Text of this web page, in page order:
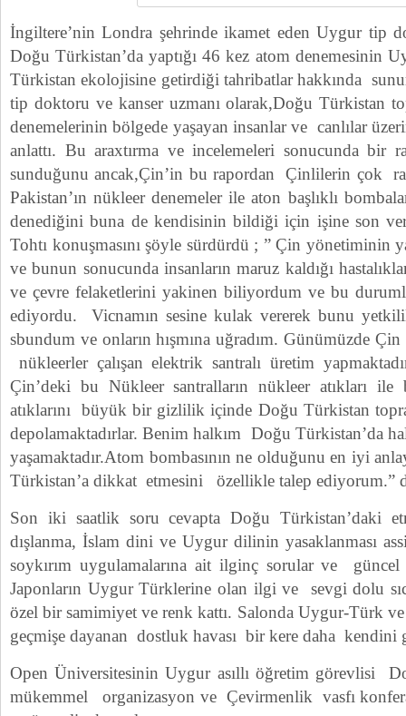
İngiltere’nin Londra şehrinde ikamet eden Uygur tip
Doğu Türkistan’da yaptığı 46 kez atom denemesinin
Türkistan ekolojisine getirdiği tahribatlar hakkında
tip doktoru ve kanser uzmanı olarak,Doğu Türkistan
denemelerinin bölgede yaşayan insanlar ve canlılar
anlattı. Bu araxtırma ve incelemeleri sonucunda bir
sunduğunu ancak,Çin’in bu rapordan Çinlilerin çok
Pakistan’ın nükleer denemeler ile aton başlıklı
denediğini buna de kendisinin bildiği için işine son
Tohtı konuşmasını şöyle sürdürdü ; ” Çin yönetiminin
ve bunun sonucunda insanların maruz kaldığı
ve çevre felaketlerini yakinen biliyordum ve bu duruml
ediyordu. Vicnamın sesine kulak vererek bunu
sbundum ve onların hışmına uğradım. Günümüzde
nükleerler çalışan elektrik santralı üretim
Çin’deki bu Nükleer santralların nükleer atıkları
atıklarını büyük bir gizlilik içinde Doğu Türkistan
depolamaktadırlar. Benim halkım Doğu Türkistan’da
yaşamaktadır.Atom bombasının ne olduğunu en iyi
Türkistan’a dikkat etmesini özellikle talep ediyorum.”
Son iki saatlik soru cevapta Doğu Türkistan’daki
dışlanma, İslam dini ve Uygur dilinin yasaklanması
soykırım uygulamalarına ait ilginç sorular ve
Japonların Uygur Türklerine olan ilgi ve sevgi dolu
özel bir samimiyet ve renk kattı. Salonda Uygur-Türk ve
geçmişe dayanan dostluk havası bir kere daha kendini
Open Üniversitesinin Uygur asıllı öğretim görevlisi
mükemmel organizasyon ve Çevirmenlik vasfı